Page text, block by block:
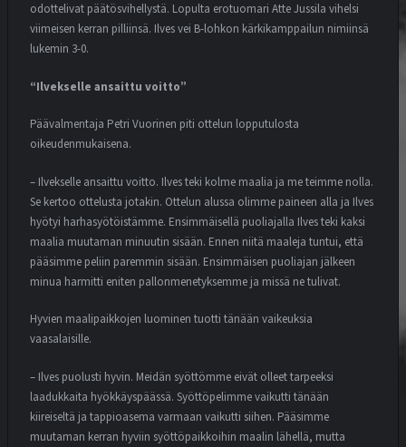
odottelivat päätösvihellystä. Lopulta erotuomari Atte Jussila vihelsi
viimeisen kerran pilliinsä. Ilves vei B-lohkon kärkikamppailun nimiinsä
lukemin 3-0.
“Ilvekselle ansaittu voitto”
Päävalmentaja Petri Vuorinen piti ottelun lopputulosta
oikeudenmukaisena.
– Ilvekselle ansaittu voitto. Ilves teki kolme maalia ja me teimme nolla.
Se kertoo ottelusta jotakin. Ottelun alussa olimme paineen alla ja Ilves
hyötyi harhasyötöistämme. Ensimmäisellä puoliajalla Ilves teki kaksi
maalia muutaman minuutin sisään. Ennen niitä maaleja tuntui, että
pääsimme peliin paremmin sisään. Ensimmäisen puoliajan jälkeen
minua harmitti eniten pallonmenetyksemme ja missä ne tulivat.
Hyvien maalipaikkojen luominen tuotti tänään vaikeuksia
vaasalaisille.
– Ilves puolusti hyvin. Meidän syöttömme eivät olleet tarpeeksi
laadukkaita hyökkäyspäässä. Syöttöpelimme vaikutti tänään
kiireiseltä ja tappioasema varmaan vaikutti siihen. Pääsimme
muutaman kerran hyviin syöttöpaikkoihin maalin lähellä, mutta